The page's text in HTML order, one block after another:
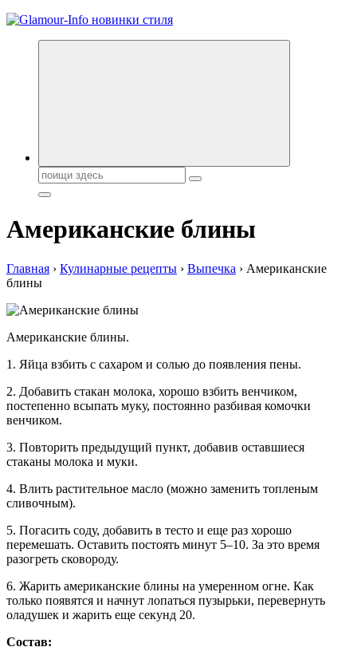
Секреты молодости, красоты и долголетия. Гламурный журнал
Поиск:
Американские блины
Главная › Кулинарные рецепты › Выпечка › Американские
блины
Американские блины.
1. Яйца взбить с сахаром и солью до появления пены.
2. Добавить стакан молока, хорошо взбить венчиком,
постепенно всыпать муку, постоянно разбивая комочки
венчиком.
3. Повторить предыдущий пункт, добавив оставшиеся
стаканы молока и муки.
4. Влить растительное масло (можно заменить топленым
сливочным).
5. Погасить соду, добавить в тесто и еще раз хорошо
перемешать. Оставить постоять минут 5–10. За это время
разогреть сковороду.
6. Жарить американские блины на умеренном огне. Как
только появятся и начнут лопаться пузырьки, перевернуть
оладушек и жарить еще секунд 20.
Состав: